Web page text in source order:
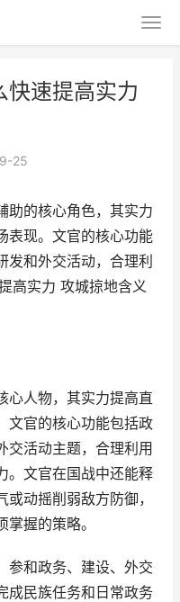
快速提高实力
25
助的核心角色，其实力
表现。文官的核心功能
发和外交活动，合理利
高实力 攻城掠地含义
心人物，其实力提高直
文官的核心功能包括政
交活动主题，合理利用
。文官在国战中还能释
动摇削弱敌方防御，
握的策略。
参和政务、建设、外交
成民族任务和日常政务